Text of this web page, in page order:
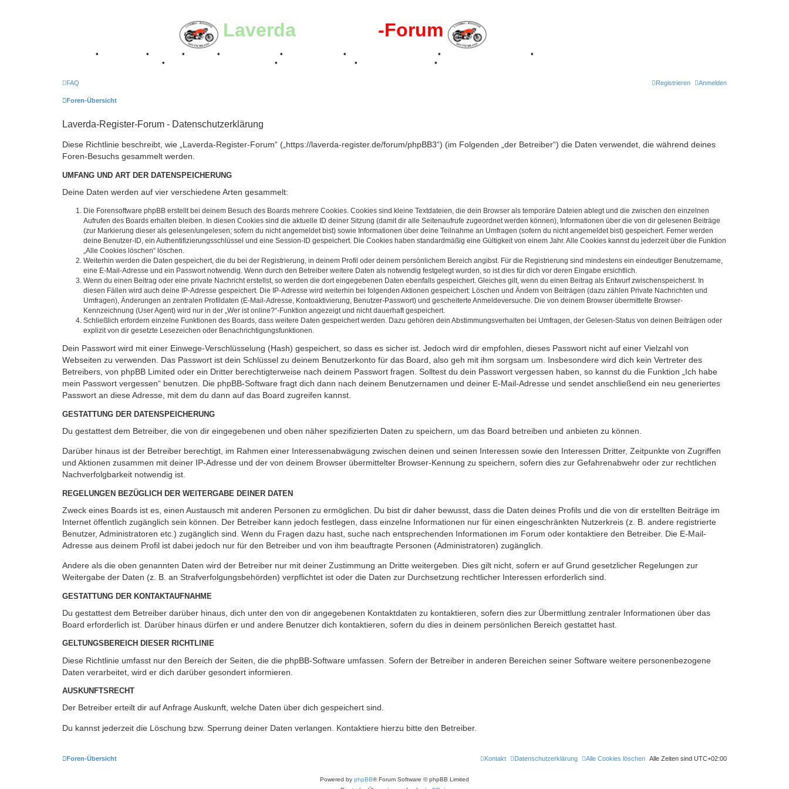
Laverda -Forum
• • • • • • •
•
• • • •
FAQ Anmelden
Registrieren
Foren-Übersicht
Laverda-Register-Forum - Datenschutzerklärung
Diese Richtlinie beschreibt, wie „Laverda-Register-Forum“ („https://laverda-register.de/forum/phpBB3“) (im Folgenden „der Betreiber“) die Daten verwendet, die während deines
Foren-Besuchs gesammelt werden.
UMFANG UND ART DER DATENSPEICHERUNG
Deine Daten werden auf vier verschiedene Arten gesammelt:
Die Forensoftware phpBB erstellt bei deinem Besuch des Boards mehrere Cookies. Cookies sind kleine Textdateien, die dein Browser als temporäre Dateien ablegt und die zwischen den einzelnen
Aufrufen des Boards erhalten bleiben. In diesen Cookies sind die aktuelle ID deiner Sitzung (damit dir alle Seitenaufrufe zugeordnet werden können), Informationen über die von dir gelesenen Beiträge
(zur Markierung dieser als gelesen/ungelesen; sofern du nicht angemeldet bist) sowie Informationen über deine Teilnahme an Umfragen (sofern du nicht angemeldet bist) gespeichert. Ferner werden
deine Benutzer-ID, ein Authentifizierungsschlüssel und eine Session-ID gespeichert. Die Cookies haben standardmäßig eine Gültigkeit von einem Jahr. Alle Cookies kannst du jederzeit über die Funktion
„Alle Cookies löschen“ löschen.
Weiterhin werden die Daten gespeichert, die du bei der Registrierung, in deinem Profil oder deinem persönlichem Bereich angibst. Für die Registrierung sind mindestens ein eindeutiger Benutzername,
eine E-Mail-Adresse und ein Passwort notwendig. Wenn durch den Betreiber weitere Daten als notwendig festgelegt wurden, so ist dies für dich vor deren Eingabe ersichtlich.
Wenn du einen Beitrag oder eine private Nachricht erstellst, so werden die dort eingegebenen Daten ebenfalls gespeichert. Gleiches gilt, wenn du einen Beitrag als Entwurf zwischenspeicherst. In
diesen Fällen wird auch deine IP-Adresse gespeichert. Die IP-Adresse wird weiterhin bei folgenden Aktionen gespeichert: Löschen und Ändern von Beiträgen (dazu zählen Private Nachrichten und
Umfragen), Änderungen an zentralen Profildaten (E-Mail-Adresse, Kontoaktivierung, Benutzer-Passwort) und gescheiterte Anmeldeversuche. Die von deinem Browser übermittelte Browser-
Kennzeichnung (User Agent) wird nur in der „Wer ist online?“-Funktion angezeigt und nicht dauerhaft gespeichert.
Schließlich erfordern einzelne Funktionen des Boards, dass weitere Daten gespeichert werden. Dazu gehören dein Abstimmungsverhalten bei Umfragen, der Gelesen-Status von deinen Beiträgen oder
explizit von dir gesetzte Lesezeichen oder Benachrichtigungsfunktionen.
Dein Passwort wird mit einer Einwege-Verschlüsselung (Hash) gespeichert, so dass es sicher ist. Jedoch wird dir empfohlen, dieses Passwort nicht auf einer Vielzahl von
Webseiten zu verwenden. Das Passwort ist dein Schlüssel zu deinem Benutzerkonto für das Board, also geh mit ihm sorgsam um. Insbesondere wird dich kein Vertreter des
Betreibers, von phpBB Limited oder ein Dritter berechtigterweise nach deinem Passwort fragen. Solltest du dein Passwort vergessen haben, so kannst du die Funktion „Ich habe
mein Passwort vergessen“ benutzen. Die phpBB-Software fragt dich dann nach deinem Benutzernamen und deiner E-Mail-Adresse und sendet anschließend ein neu generiertes
Passwort an diese Adresse, mit dem du dann auf das Board zugreifen kannst.
GESTATTUNG DER DATENSPEICHERUNG
Du gestattest dem Betreiber, die von dir eingegebenen und oben näher spezifizierten Daten zu speichern, um das Board betreiben und anbieten zu können.
Darüber hinaus ist der Betreiber berechtigt, im Rahmen einer Interessenabwägung zwischen deinen und seinen Interessen sowie den Interessen Dritter, Zeitpunkte von Zugriffen
und Aktionen zusammen mit deiner IP-Adresse und der von deinem Browser übermittelter Browser-Kennung zu speichern, sofern dies zur Gefahrenabwehr oder zur rechtlichen
Nachverfolgbarkeit notwendig ist.
REGELUNGEN BEZÜGLICH DER WEITERGABE DEINER DATEN
Zweck eines Boards ist es, einen Austausch mit anderen Personen zu ermöglichen. Du bist dir daher bewusst, dass die Daten deines Profils und die von dir erstellten Beiträge im
Internet öffentlich zugänglich sein können. Der Betreiber kann jedoch festlegen, dass einzelne Informationen nur für einen eingeschränkten Nutzerkreis (z. B. andere registrierte
Benutzer, Administratoren etc.) zugänglich sind. Wenn du Fragen dazu hast, suche nach entsprechenden Informationen im Forum oder kontaktiere den Betreiber. Die E-Mail-
Adresse aus deinem Profil ist dabei jedoch nur für den Betreiber und von ihm beauftragte Personen (Administratoren) zugänglich.
Andere als die oben genannten Daten wird der Betreiber nur mit deiner Zustimmung an Dritte weitergeben. Dies gilt nicht, sofern er auf Grund gesetzlicher Regelungen zur
Weitergabe der Daten (z. B. an Strafverfolgungsbehörden) verpflichtet ist oder die Daten zur Durchsetzung rechtlicher Interessen erforderlich sind.
GESTATTUNG DER KONTAKTAUFNAHME
Du gestattest dem Betreiber darüber hinaus, dich unter den von dir angegebenen Kontaktdaten zu kontaktieren, sofern dies zur Übermittlung zentraler Informationen über das
Board erforderlich ist. Darüber hinaus dürfen er und andere Benutzer dich kontaktieren, sofern du dies in deinem persönlichen Bereich gestattet hast.
GELTUNGSBEREICH DIESER RICHTLINIE
Diese Richtlinie umfasst nur den Bereich der Seiten, die die phpBB-Software umfassen. Sofern der Betreiber in anderen Bereichen seiner Software weitere personenbezogene
Daten verarbeitet, wird er dich darüber gesondert informieren.
AUSKUNFTSRECHT
Der Betreiber erteilt dir auf Anfrage Auskunft, welche Daten über dich gespeichert sind.
Du kannst jederzeit die Löschung bzw. Sperrung deiner Daten verlangen. Kontaktiere hierzu bitte den Betreiber.
Foren-Übersicht Alle Zeiten sind UTC+02:00
Alle Cookies löschen
Datenschutzerklärung
Kontakt
Powered by phpBB® Forum Software © phpBB Limited